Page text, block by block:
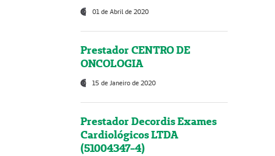
01 de Abril de 2020
Prestador CENTRO DE
ONCOLOGIA
15 de Janeiro de 2020
Prestador Decordis Exames
Cardiológicos LTDA
(51004347-4)